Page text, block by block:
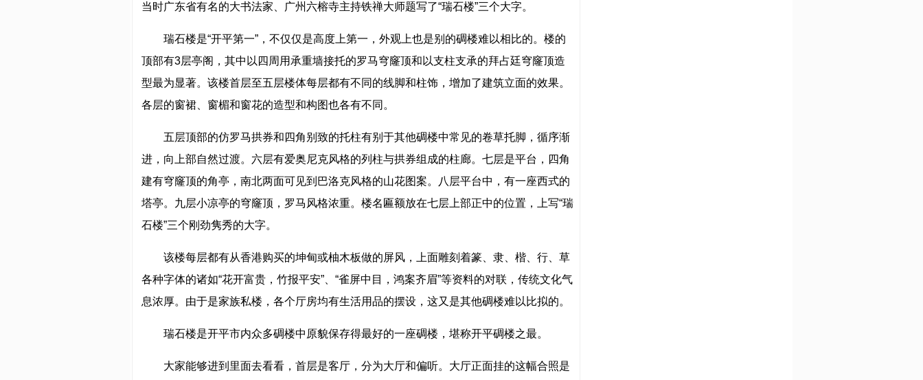
当时广东省有名的大书法家、广州六榕寺主持铁禅大师题写了“瑞石楼”三个大字。
瑞石楼是“开平第一”，不仅仅是高度上第一，外观上也是别的碉楼难以相比的。楼的
顶部有3层亭阁，其中以四周用承重墙接托的罗马穹窿顶和以支柱支承的拜占廷穹窿顶造
型最为显著。该楼首层至五层楼体每层都有不同的线脚和柱饰，增加了建筑立面的效果。
各层的窗裙、窗楣和窗花的造型和构图也各有不同。
五层顶部的仿罗马拱券和四角别致的托柱有别于其他碉楼中常见的卷草托脚，循序渐
进，向上部自然过渡。六层有爱奥尼克风格的列柱与拱券组成的柱廊。七层是平台，四角
建有穹窿顶的角亭，南北两面可见到巴洛克风格的山花图案。八层平台中，有一座西式的
塔亭。九层小凉亭的穹窿顶，罗马风格浓重。楼名匾额放在七层上部正中的位置，上写“瑞
石楼”三个刚劲隽秀的大字。
该楼每层都有从香港购买的坤甸或柚木板做的屏风，上面雕刻着篆、隶、楷、行、草
各种字体的诸如“花开富贵，竹报平安”、“雀屏中目，鸿案齐眉”等资料的对联，传统文化气
息浓厚。由于是家族私楼，各个厅房均有生活用品的摆设，这又是其他碉楼难以比拟的。
瑞石楼是开平市内众多碉楼中原貌保存得最好的一座碉楼，堪称开平碉楼之最。
大家能够进到里面去看看，首层是客厅，分为大厅和偏听。大厅正面挂的这幅合照是